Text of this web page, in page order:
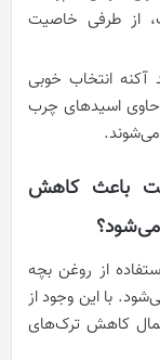
از طرفی خاصیت
انتخاب خوبی
اسیدهای چرب
باعث کاهش
از روغن بچه
با این وجود از
کاهش ترک‌های